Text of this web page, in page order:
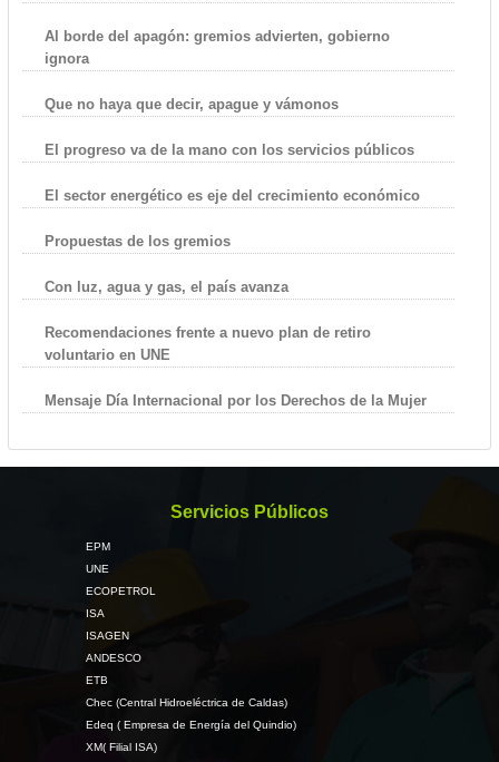
Al borde del apagón: gremios advierten, gobierno
ignora
Que no haya que decir, apague y vámonos
El progreso va de la mano con los servicios públicos
El sector energético es eje del crecimiento económico
Propuestas de los gremios
Con luz, agua y gas, el país avanza
Recomendaciones frente a nuevo plan de retiro
voluntario en UNE
Mensaje Día Internacional por los Derechos de la Mujer
Servicios Públicos
EPM
UNE
ECOPETROL
ISA
ISAGEN
ANDESCO
ETB
Chec (Central Hidroeléctrica de Caldas)
Edeq ( Empresa de Energía del Quindio)
XM( Filial ISA)